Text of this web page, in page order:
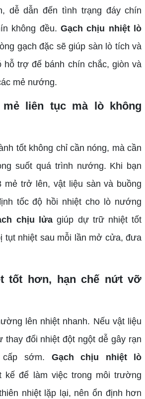
dễ dẫn đến tình trạng đáy chín
không đều.Gạch chịu nhiệt lò
gạch đặc sẽ giúp sàn lò tích và
trợ đế bánh chín chắc, giòn và
mẻ nướng.
liên tục mà lò không
tốt không chỉ cần nóng, mà cần
suốt quá trình nướng. Khi bạn
mẻ trở lên, vật liệu sàn và buồng
tốc độ hồi nhiệt cho lò nướng
chịu lửagiúp dự trữ nhiệt tốt
tụt nhiệt sau mỗi lần mở cửa, đưa
tốt hơn, hạn chế nứt vỡ
lên nhiệt nhanh. Nếu vật liệu
thay đổi nhiệt đột ngột dễ gây rạn
cấp sớm. Gạch chịu nhiệt lò
kế để làm việc trong môi trường
nhiệt lặp lại, nên ổn định hơn